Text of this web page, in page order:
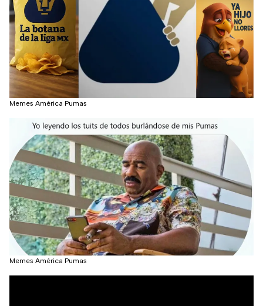
Memes América Pumas
Memes América Pumas